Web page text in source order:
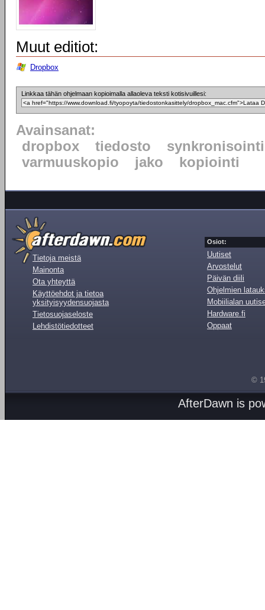
Muut editiot:
Dropbox
Linkkaa tähän ohjelmaan kopioimalla allaoleva teksti kotisivuillesi:
Avainsanat:
dropbox
tiedosto
synkronisointi
varmuuskopio
jako kopiointi
Tietoja meistä
Mainonta
Ota yhteyttä
Käyttöehdot ja tietoa
yksityisyydensuojasta
Tietosuojaseloste
Lehdistötiedotteet
Osiot:
Uutiset
Arvostelut
Päivän diili
Ohjelmien
Mobiilialan
Hardware.fi
Oppaat
©
AfterDawn is